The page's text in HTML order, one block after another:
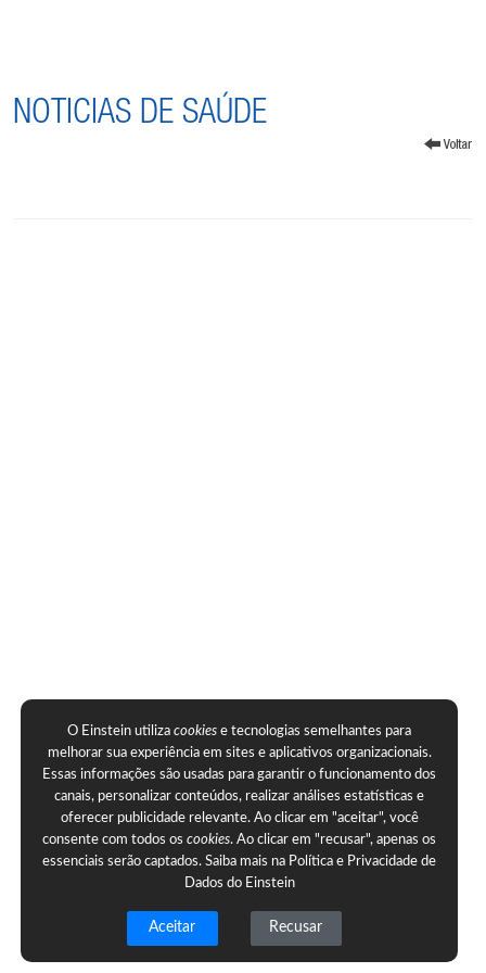
NOTICIAS DE SAÚDE
O Einstein utilizacookies e tecnologias semelhantes para
melhorar sua experiência em sites e aplicativos organizacionais.
Essas informações são usadas para garantir o funcionamento dos
canais, personalizar conteúdos, realizar análises estatísticas e
oferecer publicidade relevante. Ao clicar em "aceitar", você
consente com todos oscookies. Ao clicar em "recusar", apenas os
essenciais serão captados. Saiba mais na Política e Privacidade de
Dados do Einstein
Aceitar Recusar